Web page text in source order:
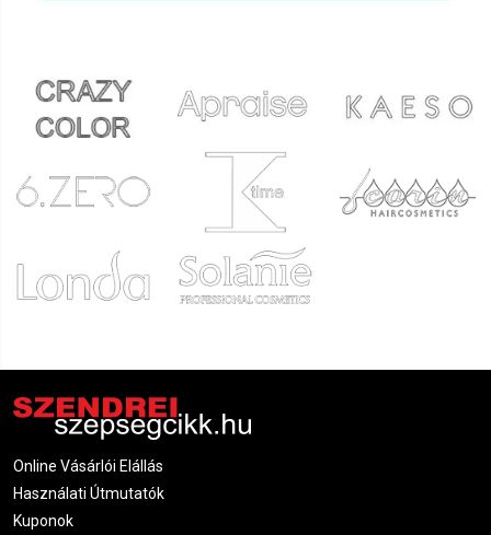
Online Vásárlói Elállás
Használati Útmutatók
Kuponok